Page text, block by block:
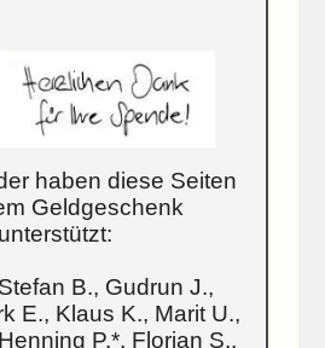
haben diese Seiten
Geldgeschenk
unterstützt:
B., Gudrun J.,
E., Klaus K., Marit U.,
P.*, Florian S.,